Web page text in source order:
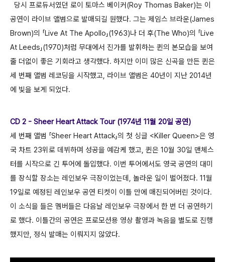
당시 프로듀서였던 로이 토마스 베이커(Roy Thomas Baker)는 이
공연이 라이브 앨범으로 발매되길 원했다. 그는 제임스 브라운(James
Brown)의 「Live At The Apollo」(1963)나 더 후(The Who)의 「Live
At Leeds」(1970)처럼 무대에서 진가를 발휘하는 퀸의 본모습을 보여
줄 더없이 좋은 기회라고 생각했다. 하지만 이미 많은 신곡을 만든 퀸은
세 번째 앨범 레코딩을 시작했고, 라이브 앨범은 40년이 지난 2014년
에 빛을 보게 되었다.
CD 2 - Sheer Heart Attack Tour (1974년 11월 20일 공연)
세 번째 앨범 「Sheer Heart Attack」의 첫 싱글 <Killer Queen>은 영
국 차트 23위로 데뷔하며 성공을 예감케 했고, 퀸은 10월 30일 맨체스
터를 시작으로 긴 투어에 돌입했다. 이번 투어에서도 영국 공연의 대미
를 장식할 장소는 레인보우 극장이었는데, 놀라운 일이 벌어졌다. 11월
19일로 예정된 레인보우 공연 티켓이 이틀 만에 매진되어버린 것이다.
이 소식을 들은 멤버들은 다음날 레인보우 극장에서 한 번 더 공연하기
로 했다. 이틀간의 공연은 프로모션용 영상 촬영과 녹음을 별도로 진행
했지만, 정식 발매는 이뤄지지 않았다.